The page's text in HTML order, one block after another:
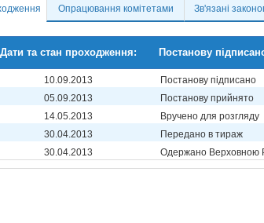
Опрацювання комітетами Зв'язані
Дати та стан проходження: Постанову
10.09.2013
Постанову підписано
05.09.2013
Постанову прийнято
14.05.2013
Вручено для розгляду
30.04.2013
Передано в тираж
30.04.2013
Одержано Верховною